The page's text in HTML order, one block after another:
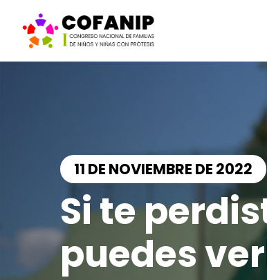
11 DE NOVIEMBRE DE 2022
Si te
puedes